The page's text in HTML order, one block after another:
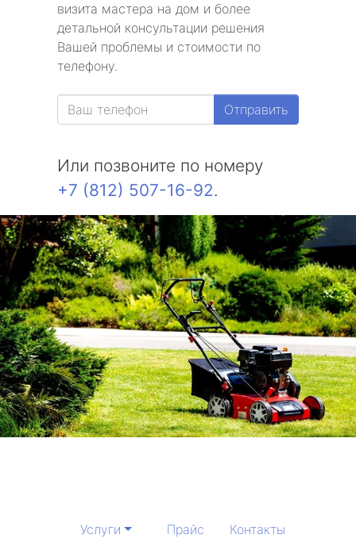
визита мастера на дом и более
детальной консультации решения
Вашей проблемы и стоимости по
телефону.
Отправить
Или позвоните по номеру
+7 (812) 507-16-92.
Услуги Прайс Контакты